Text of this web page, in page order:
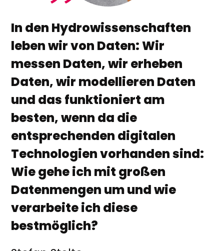
In den Hydrowissenschaften
leben wir von Daten: Wir
messen Daten, wir erheben
Daten, wir modellieren Daten
und das funktioniert am
besten, wenn da die
entsprechenden digitalen
Technologien vorhanden sind:
Wie gehe ich mit großen
Datenmengen um und wie
verarbeite ich diese
bestmöglich?